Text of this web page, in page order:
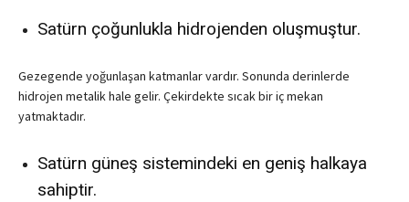
Satürn çoğunlukla hidrojenden oluşmuştur.
Gezegende yoğunlaşan katmanlar vardır. Sonunda derinlerde
hidrojen metalik hale gelir. Çekirdekte sıcak bir iç mekan
yatmaktadır.
Satürn güneş sistemindeki en geniş halkaya
sahiptir.